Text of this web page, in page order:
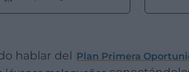
hablar del Plan Primera